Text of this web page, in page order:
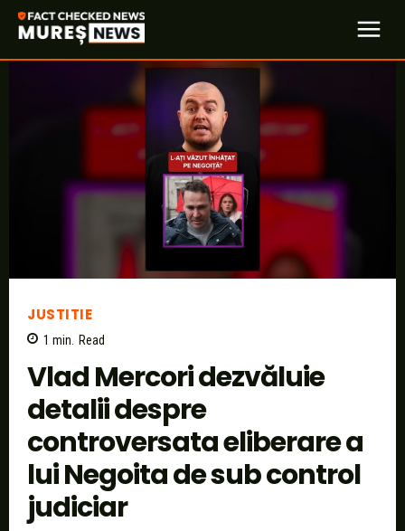
JUSTITIE
1 min. Read
Vlad Mercori dezvăluie
detalii despre
controversata eliberare a
lui Negoita de sub control
judiciar